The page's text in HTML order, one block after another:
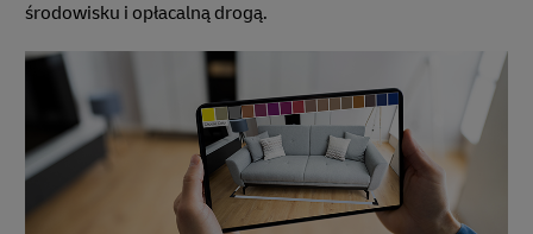
środowisku i opłacalną drogą.